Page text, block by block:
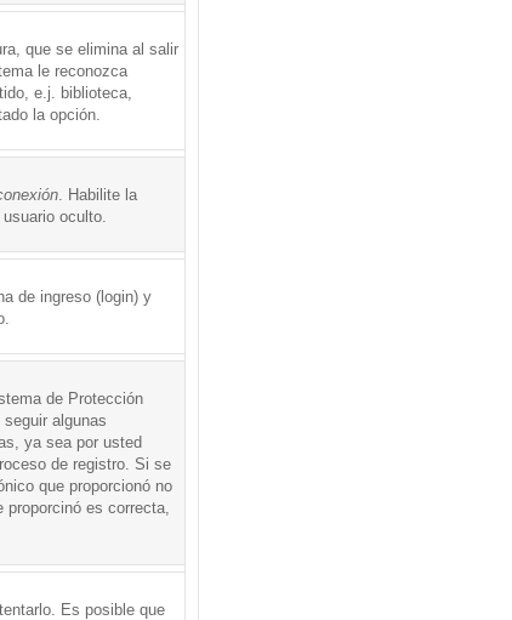
que se elimina al salir
le reconozca
e.j. biblioteca,
la opción.
. Habilite la
oculto.
de ingreso (login) y
de Protección
algunas
ya sea por usted
de registro. Si se
que proporcionó no
es correcta,
Es posible que